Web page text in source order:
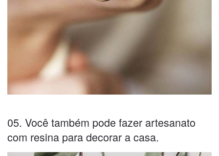
05. Você também pode fazer artesanato
com resina para decorar a casa.